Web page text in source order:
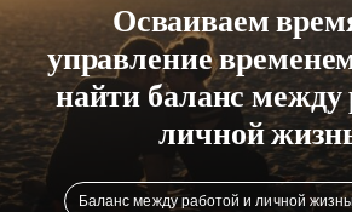
Осваиваем
управление
найти баланс между
личной
Баланс между работой и личной